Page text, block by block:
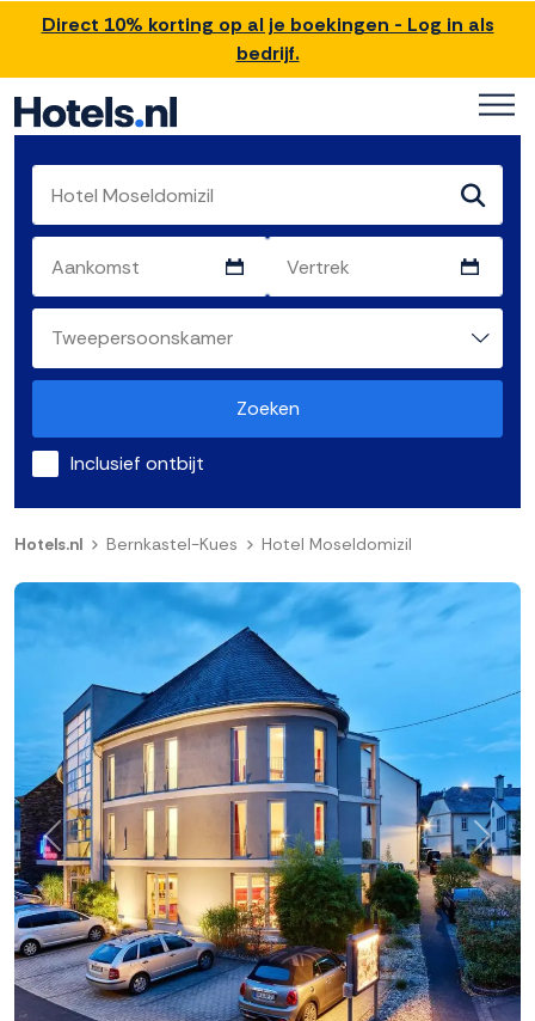
Direct 10% korting op al je boekingen - Log in als
bedrijf.
Zoeken
Inclusief ontbijt
Hotels.nl Bernkastel-Kues Hotel Moseldomizil